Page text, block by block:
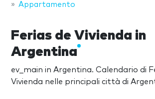
Appartamento
Ferias de Vivienda in
Argentina
ev_main in Argentina. Calendario di
Vivienda nelle principali città di